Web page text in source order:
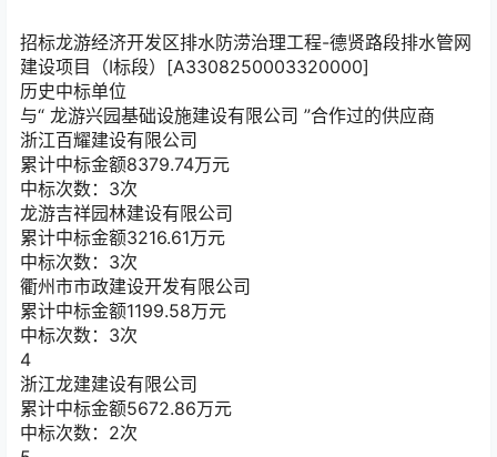
招标龙游经济开发区排水防涝治理工程-德贤路段排水管网
建设项目（Ⅰ标段）[A3308250003320000]
历史中标单位
与“ 龙游兴园基础设施建设有限公司 ”合作过的供应商
浙江百耀建设有限公司
累计中标金额8379.74万元
中标次数：3次
龙游吉祥园林建设有限公司
累计中标金额3216.61万元
中标次数：3次
衢州市市政建设开发有限公司
累计中标金额1199.58万元
中标次数：3次
4
浙江龙建建设有限公司
累计中标金额5672.86万元
中标次数：2次